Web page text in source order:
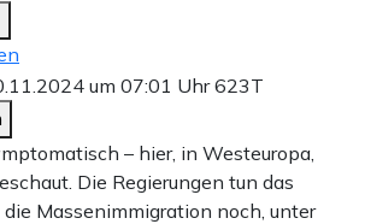
um 07:01 Uhr623T
– hier, in Westeuropa,
Die Regierungen tun das
die Massenimmigration noch, unter